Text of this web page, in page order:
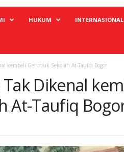
HUKUM INTERNASIONAL
kembali Geruduk Sekolah At-Taufiq Bogor
Dikenal
At-Taufiq